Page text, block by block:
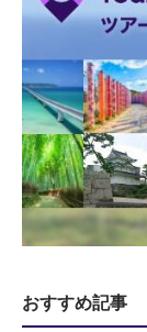
おすすめ記事